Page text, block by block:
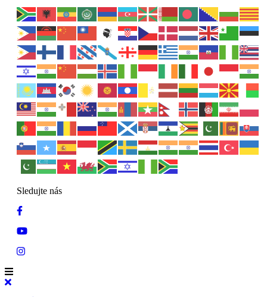
Sledujte nás